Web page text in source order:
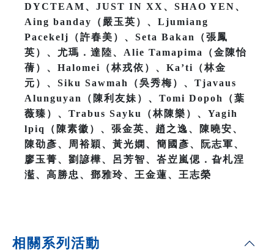
DYCTEAM、JUST IN XX、SHAO YEN、
Aing banday（嚴玉英）、Ljumiang
Pacekelj（許春美）、Seta Bakan（張鳳
英）、尤瑪．達陸、Alie Tamapima（金陳怡
蒨）、Halomei（林戎依）、Ka’ti（林金
元）、Siku Sawmah（吳秀梅）、Tjavaus
Alunguyan（陳利友妹）、Tomi Dopoh（葉
薇臻）、Trabus Sayku（林陳樂）、Yagih
lpiq（陳素徽）、張金英、趙之逸、陳曉安、
陳劭彥、周裕穎、黃光嫻、簡國彥、阮志軍、
廖玉菁、劉諺樺、呂芳智、峇岦嵐偲．旮札涅
灆、高勝忠、鄧雅玲、王金蓮、王志榮
相關系列活動